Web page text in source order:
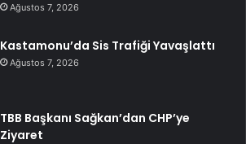
Ağustos 7, 2026
Kastamonu’da Sis Trafiği Yavaşlattı
Ağustos 7, 2026
TBB Başkanı Sağkan’dan CHP’ye
Ziyaret